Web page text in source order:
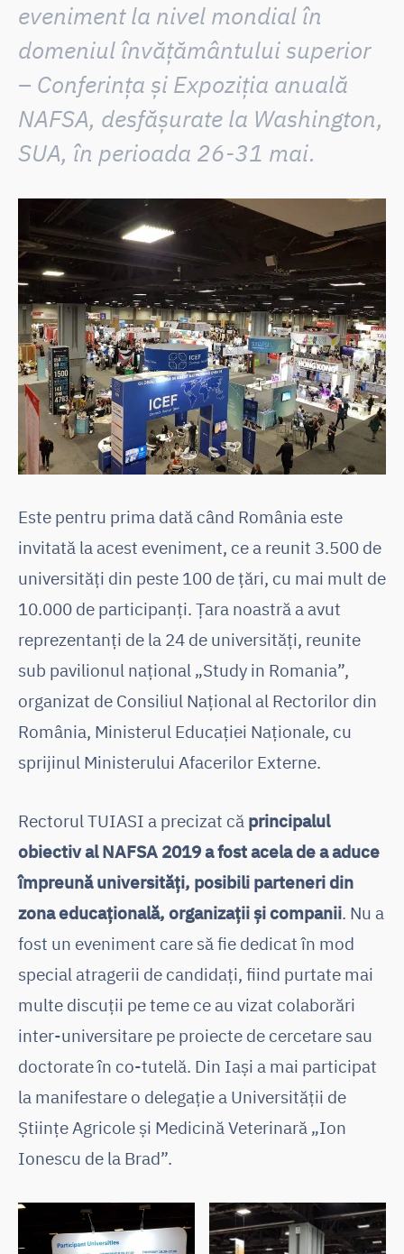
eveniment la nivel mondial în
domeniul învățământului superior
– Conferința și Expoziția anuală
NAFSA, desfășurate la Washington,
SUA, în perioada 26-31 mai.
Este pentru prima dată când România este
invitată la acest eveniment, ce a reunit 3.500 de
universități din peste 100 de țări, cu mai mult de
10.000 de participanți. Țara noastră a avut
reprezentanți de la 24 de universități, reunite
sub pavilionul național „Study in Romania”,
organizat de Consiliul Național al Rectorilor din
România, Ministerul Educației Naționale, cu
sprijinul Ministerului Afacerilor Externe.
Rectorul TUIASI a precizat că principalul
obiectiv al NAFSA 2019 a fost acela de a aduce
împreună universități, posibili parteneri din
zona educațională, organizații și companii. Nu a
fost un eveniment care să fie dedicat în mod
special atragerii de candidați, fiind purtate mai
multe discuții pe teme ce au vizat colaborări
inter-universitare pe proiecte de cercetare sau
doctorate în co-tutelă. Din Iași a mai participat
la manifestare o delegație a Universității de
Științe Agricole și Medicină Veterinară „Ion
Ionescu de la Brad”.